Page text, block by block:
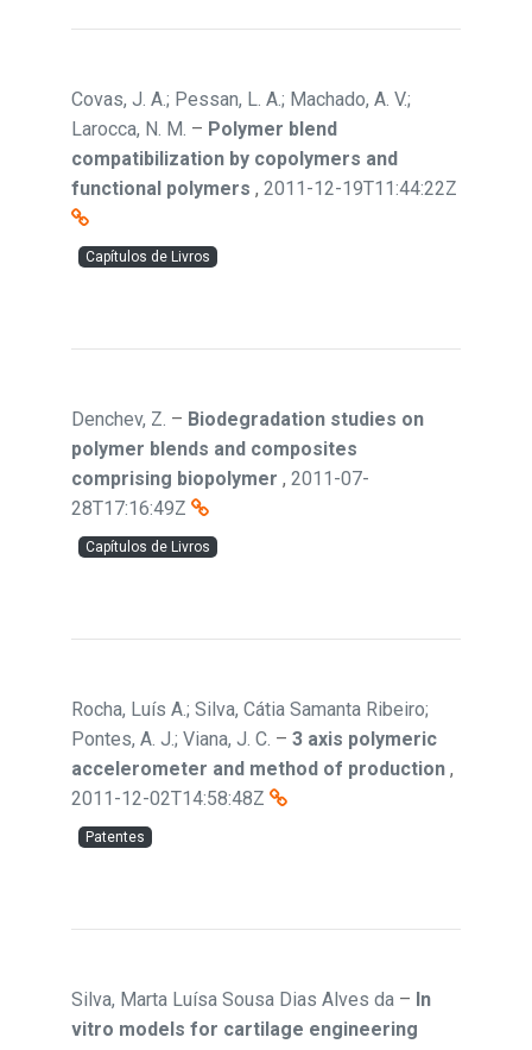
Covas, J. A.; Pessan, L. A.; Machado, A. V.;
Larocca, N. M. – Polymer blend
compatibilization by copolymers and
functional polymers , 2011-12-19T11:44:22Z
Capítulos de Livros
Denchev, Z. – Biodegradation studies on
polymer blends and composites
comprising biopolymer , 2011-07-
28T17:16:49Z
Capítulos de Livros
Rocha, Luís A.; Silva, Cátia Samanta Ribeiro;
Pontes, A. J.; Viana, J. C. – 3 axis polymeric
accelerometer and method of production ,
2011-12-02T14:58:48Z
Patentes
Silva, Marta Luísa Sousa Dias Alves da – In
vitro models for cartilage engineering